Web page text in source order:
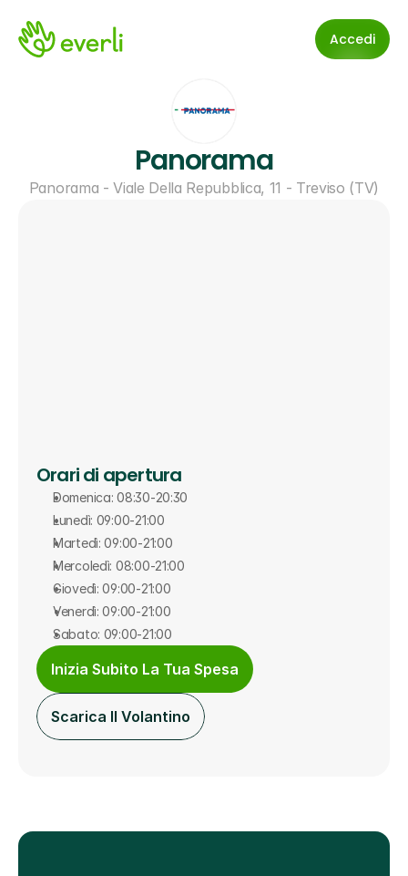
Accedi
Panorama
Panorama - Viale Della Repubblica, 11 - Treviso (TV)
Orari di apertura
Domenica: 08:30-20:30
Lunedì: 09:00-21:00
Martedì: 09:00-21:00
Mercoledì: 08:00-21:00
Giovedì: 09:00-21:00
Venerdì: 09:00-21:00
Sabato: 09:00-21:00
Inizia Subito La Tua Spesa
Scarica Il Volantino